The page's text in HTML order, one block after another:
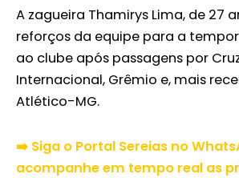
A zagueira Thamirys Lima, de 27
reforços da equipe para a
ao clube após passagens por
Internacional, Grêmio e, mais
Atlético-MG.
➡️ Siga o Portal Sereias no
acompanhe em tempo real as